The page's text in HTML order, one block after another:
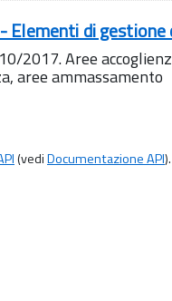
di gestione
2017. Aree
aree ammassamento
(vediDocumentazione API).